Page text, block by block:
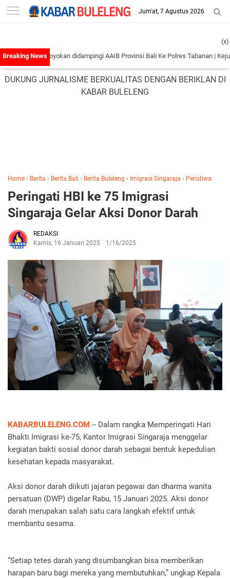
-->
Jum'at, 7 Agustus 2026
didampingi AAIB Provinsi Bali Ke Polres Tabanan| Kejutan
(x)
DUKUNG JURNALISME BERKUALITAS DENGAN BERIKLAN DI
KABAR BULELENG
Home › Berita › Berita Bali › Berita Buleleng › Imigrasi Singaraja › Peristiwa
Peringati HBI ke 75 Imigrasi
Singaraja Gelar Aksi Donor Darah
REDAKSI
Kamis, 16 Januari 2025
1/16/2025
KABARBULELENG.COM -- Dalam rangka Memperingati Hari
Bhakti Imigrasi ke-75, Kantor Imigrasi Singaraja menggelar
kegiatan bakti sosial donor darah sebagai bentuk kepedulian
kesehatan kepada masyarakat.
Aksi donor darah diikuti jajaran pegawai dan dharma wanita
persatuan (DWP) digelar Rabu, 15 Januari 2025. Aksi donor
darah merupakan salah satu cara langkah efektif untuk
membantu sesama.
“Setiap tetes darah yang disumbangkan bisa memberikan
harapan baru bagi mereka yang membutuhkan,” ungkap Kepala